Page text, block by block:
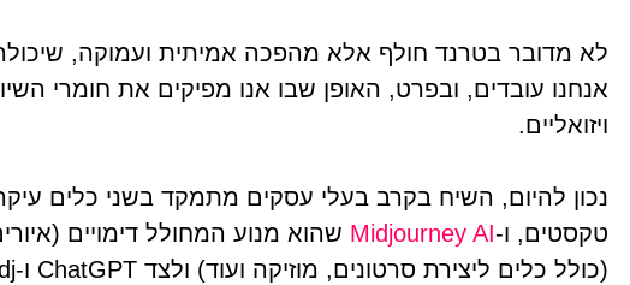
לא מדובר בטרנד חולף אלא מהפכה אמיתית ועמוקה,
אנחנו עובדים, ובפרט, האופן שבו אנו מפיקים את חומרי
ויזואליים.
נכון להיום, השיח בקרב בעלי עסקים מתמקד בשני כלים
טקסטים, ו-Midjourney AI שהוא מנוע המחולל דימויים